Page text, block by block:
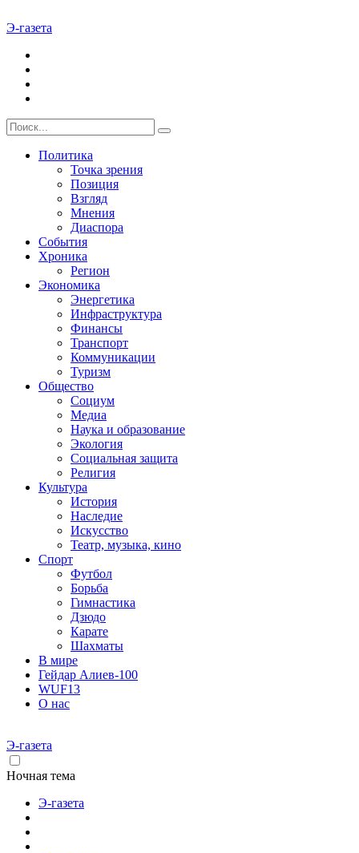
Э-газета
Политика
Точка зрения
Позиция
Взгляд
Мнения
Диаспора
События
Хроника
Регион
Экономика
Энергетика
Инфраструктура
Финансы
Транспорт
Коммуникации
Туризм
Общество
Социум
Медиа
Наука и образование
Экология
Социальная защита
Религия
Культура
История
Наследие
Искусство
Театр, музыка, кино
Спорт
Футбол
Борьба
Гимнастика
Дзюдо
Карате
Шахматы
В мире
Гейдар Алиев-100
WUF13
О нас
Э-газета
Ночная тема
Э-газета